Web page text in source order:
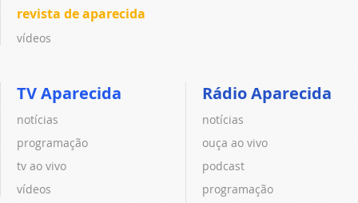
revista de aparecida
vídeos
TV Aparecida
notícias
programação
tv ao vivo
vídeos
Rádio Aparecida
notícias
ouça ao vivo
podcast
programação